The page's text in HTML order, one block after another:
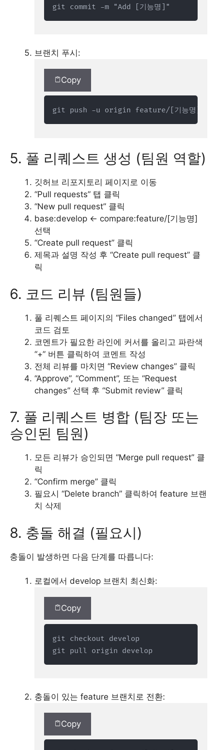
git commit -m "Add [기능명]"
브랜치 푸시:
Copy
git push -u origin feature/[기능명]
5. 풀 리퀘스트 생성 (팀원 역할)
깃허브 리포지토리 페이지로 이동
“Pull requests” 탭 클릭
“New pull request” 클릭
base:develop <- compare:feature/[기능명]
선택
“Create pull request” 클릭
제목과 설명 작성 후 “Create pull request” 클
릭
6. 코드 리뷰 (팀원들)
풀 리퀘스트 페이지의 “Files changed” 탭에서
코드 검토
코멘트가 필요한 라인에 커서를 올리고 파란색
“+” 버튼 클릭하여 코멘트 작성
전체 리뷰를 마치면 “Review changes” 클릭
“Approve”, “Comment”, 또는 “Request
changes” 선택 후 “Submit review” 클릭
7. 풀 리퀘스트 병합 (팀장 또는
승인된 팀원)
모든 리뷰가 승인되면 “Merge pull request” 클
릭
“Confirm merge” 클릭
필요시 “Delete branch” 클릭하여 feature 브랜
치 삭제
8. 충돌 해결 (필요시)
충돌이 발생하면 다음 단계를 따릅니다:
로컬에서 develop 브랜치 최신화:
Copy
git checkout develop
git pull origin develop
충돌이 있는 feature 브랜치로 전환:
Copy